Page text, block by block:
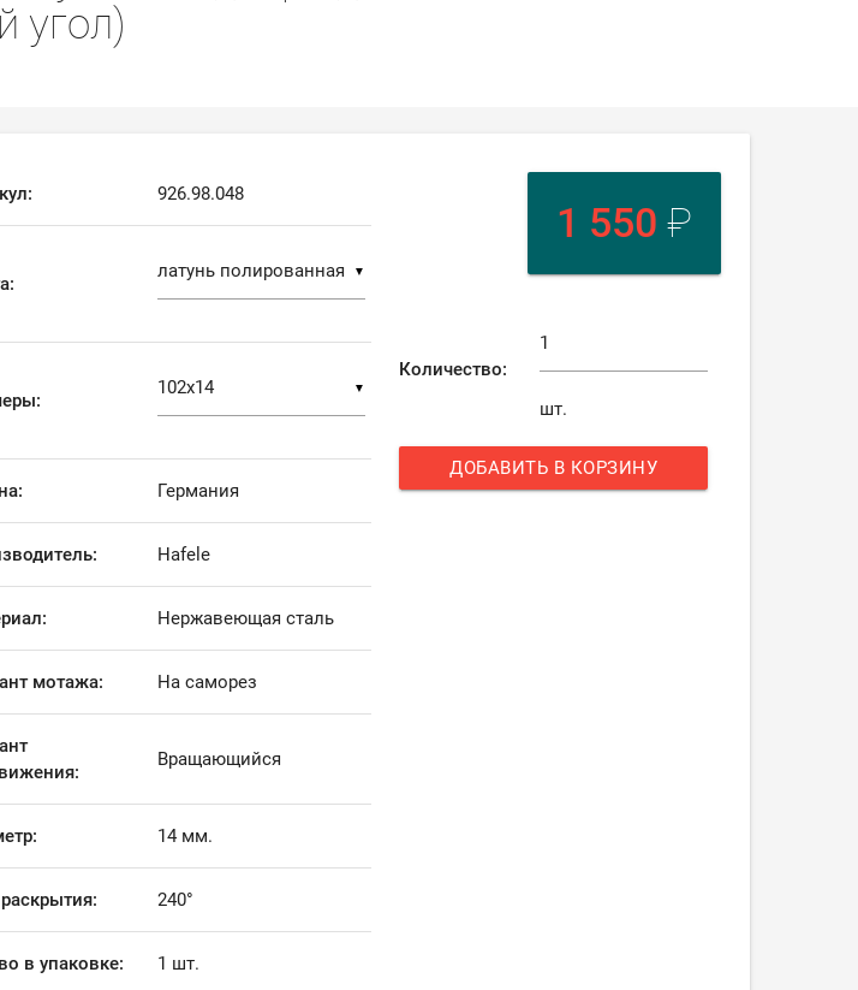
угол)
926.98.048
▼
▼
Германия
Hafele
Нержавеющая сталь
мотажа: На саморез
Вращающийся
14 мм.
240°
в упаковке: 1 шт.
1 550 ₽
Количество:
шт.
ДОБАВИТЬ В КОРЗИНУ